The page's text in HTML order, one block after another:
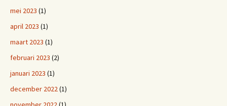
mei 2023 (1)
april 2023 (1)
maart 2023 (1)
februari 2023 (2)
januari 2023 (1)
december 2022(1)